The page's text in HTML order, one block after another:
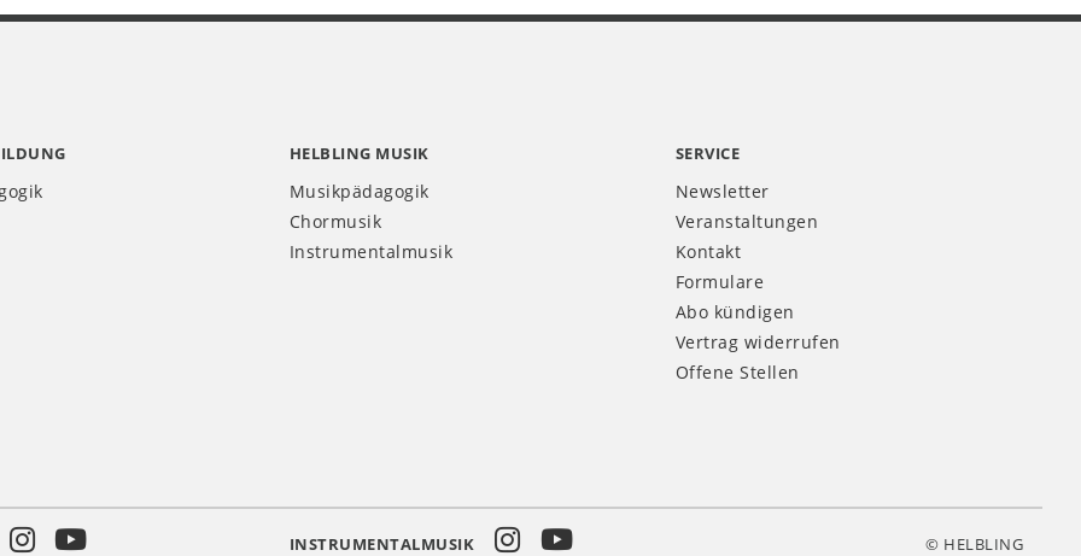
HELBLING MUSIK
Musikpädagogik
Chormusik
Instrumentalmusik
SERVICE
Newsletter
Veranstaltungen
Kontakt
Formulare
Abo kündigen
Vertrag widerrufen
Offene Stellen
INSTRUMENTALMUSIK © HELBLING